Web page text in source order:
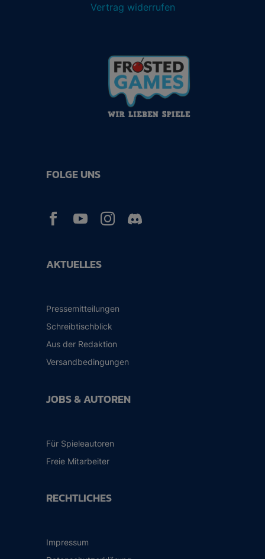
Vertrag widerrufen
AKTUELLES
Pressemitteilungen
Schreibtischblick
Aus der Redaktion
Versandbedingungen
JOBS & AUTOREN
Für Spieleautoren
Freie Mitarbeiter
RECHTLICHES
Impressum
FOLGE UNS
  